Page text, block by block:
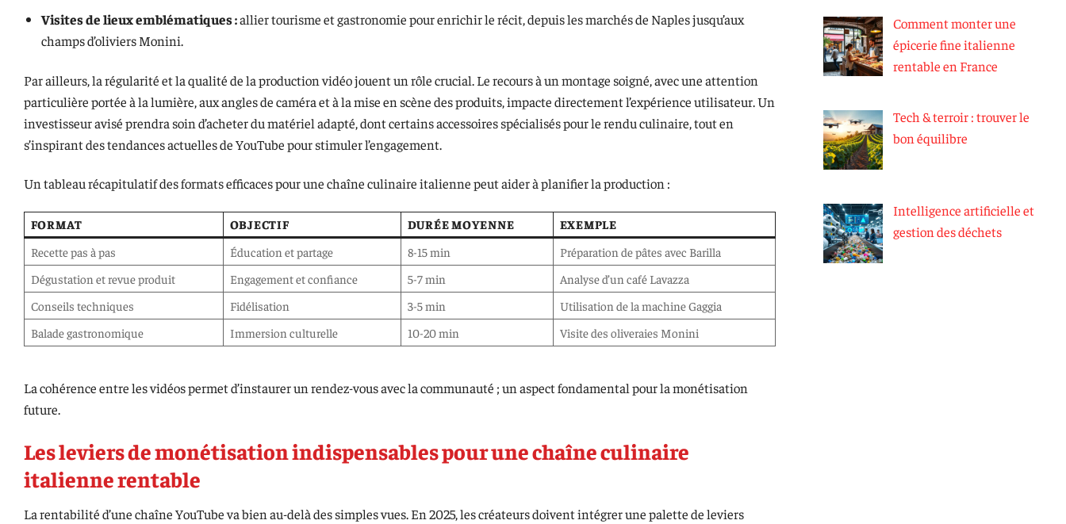
Visites de lieux emblématiques :allier tourisme et gastronomie pour enrichir le récit, depuis les marchés de Naples jusqu’aux
champs d’oliviers Monini.
Par ailleurs, la régularité et la qualité de la production vidéo jouent un rôle crucial. Le recours à un montage soigné, avec une attention
particulière portée à la lumière, aux angles de caméra et à la mise en scène des produits, impacte directement l’expérience utilisateur. Un
investisseur avisé prendra soin d’acheter du matériel adapté, dont certains accessoires spécialisés pour le rendu culinaire, tout en
s’inspirant des tendances actuelles de YouTube pour stimuler l’engagement.
Un tableau récapitulatif des formats efficaces pour une chaîne culinaire italienne peut aider à planifier la production :
FORMAT OBJECTIF DURÉE MOYENNE
EXEMPLE
Recette pas à pas
Éducation et partage 8-15 min
Préparation de pâtes avec Barilla
Dégustation et revue produit
Engagement et confiance 5-7 min
Analyse d’un café Lavazza
Conseils techniques
Fidélisation 3-5 min
Utilisation de la machine Gaggia
Balade gastronomique
Immersion culturelle 10-20 min Visite des oliveraies Monini
La cohérence entre les vidéos permet d’instaurer un rendez-vous avec la communauté ; un aspect fondamental pour la monétisation
future.
Les leviers de monétisation indispensables pour une chaîne culinaire
italienne rentable
La rentabilité d’une chaîne YouTube va bien au-delà des simples vues. En 2025, les créateurs doivent intégrer une palette de leviers
Comment monter une
épicerie fine italienne
rentable en France
Tech & terroir : trouver le
bon équilibre
Intelligence artificielle et
gestion des déchets